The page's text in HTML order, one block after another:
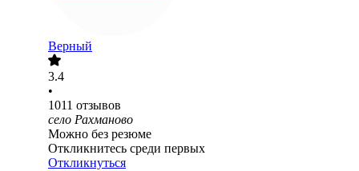
Верный
3.4
•
1011 отзывов
село Рахманово
Можно без резюме
Откликнитесь среди первых
Откликнуться